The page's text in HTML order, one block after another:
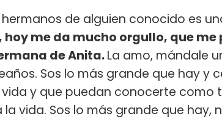
de alguien conocido es
hoy me da mucho orgullo, que
de Anita.La amo, mándale
Sos lo más grande que hay y
y que puedan conocerte como
vida. Sos lo más grande que hay,